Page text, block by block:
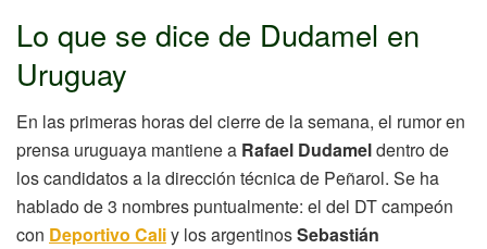
Lo que se dice de Dudamel en
Uruguay
En las primeras horas del cierre de la semana, el rumor en
prensa uruguaya mantiene a Rafael Dudameldentro de
los candidatos a la dirección técnica de Peñarol. Se ha
hablado de 3 nombres puntualmente: el del DT campeón
con Deportivo Caliy los argentinosSebastián